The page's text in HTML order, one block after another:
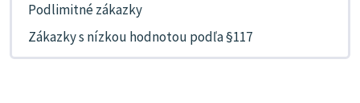
Podlimitné zákazky
Zákazky s nízkou hodnotou podľa §117